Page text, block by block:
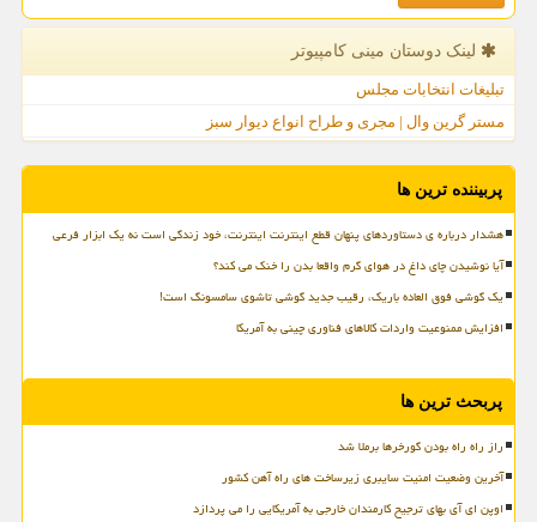
لینک دوستان مینی كامپیوتر
تبلیغات انتخابات مجلس
مستر گرین وال | مجری و طراح انواع دیوار سبز
پربیننده ترین ها
هشدار درباره ی دستاوردهای پنهان قطع اینترنت اینترنت، خود زندگی است نه یک ابزار فرعی
آیا نوشیدن چای داغ در هوای گرم واقعا بدن را خنک می کند؟
یک گوشی فوق العاده باریک، رقیب جدید گوشی تاشوی سامسونگ است!
افزایش ممنوعیت واردات کالاهای فناوری چینی به آمریکا
پربحث ترین ها
راز راه راه بودن گورخرها برملا شد
آخرین وضعیت امنیت سایبری زیرساخت های راه آهن کشور
اوپن ای آی بهای ترجیح کارمندان خارجی به آمریکایی را می پردازد